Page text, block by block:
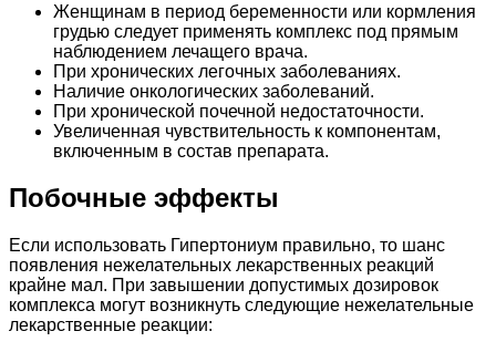
Женщинам в период беременности или кормления
грудью следует применять комплекс под прямым
наблюдением лечащего врача.
При хронических легочных заболеваниях.
Наличие онкологических заболеваний.
При хронической почечной недостаточности.
Увеличенная чувствительность к компонентам,
включенным в состав препарата.
Побочные эффекты
Если использовать Гипертониум правильно, то шанс
появления нежелательных лекарственных реакций
крайне мал. При завышении допустимых дозировок
комплекса могут возникнуть следующие нежелательные
лекарственные реакции: